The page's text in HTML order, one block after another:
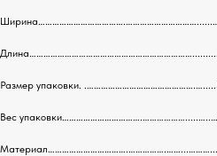
Размер упаковки.
Вес